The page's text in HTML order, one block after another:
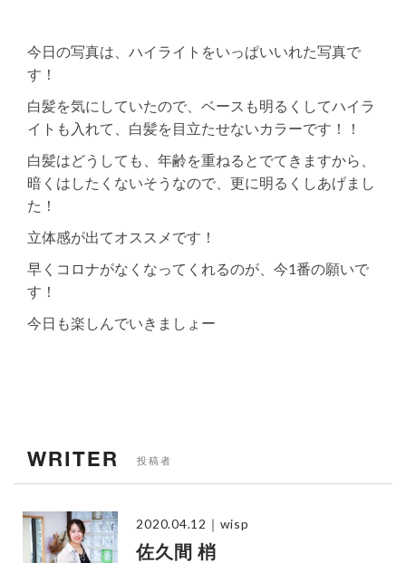
今日の写真は、ハイライトをいっぱいいれた写真で
す！
白髪を気にしていたので、ベースも明るくしてハイラ
イトも入れて、白髪を目立たせないカラーです！！
白髪はどうしても、年齢を重ねるとでてきますから、
暗くはしたくないそうなので、更に明るくしあげまし
た！
立体感が出てオススメです！
早くコロナがなくなってくれるのが、今1番の願いで
す！
今日も楽しんでいきましょー
WRITER 投稿者
2020.04.12 ｜wisp
佐久間 梢